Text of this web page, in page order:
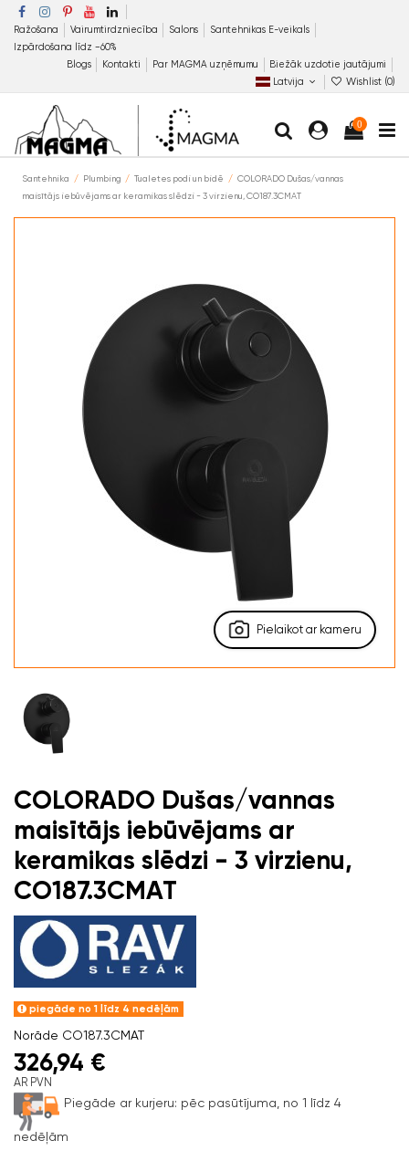
Ražošana Vairumtirdzniecība Salons
Santehnikas E-veikals
Izpārdošana līdz −60%
Blogs
Kontakti Par MAGMA uzņēmumu
Biežāk uzdotie jautājumi
Latvija
Wishlist (0)
0
Santehnika Plumbing Tualetes podi un bidē
COLORADO Dušas/vannas
maisītājs iebūvējams ar keramikas slēdzi - 3 virzienu, CO187.3CMAT
Pielaikot ar kameru
COLORADO Dušas/vannas
maisītājs iebūvējams ar
keramikas slēdzi - 3 virzienu,
CO187.3CMAT
piegāde no 1 līdz 4 nedēļām
Norāde CO187.3CMAT
326,94 €
AR PVN
Piegāde ar kurjeru: pēc pasūtījuma, no 1 līdz 4
nedēļām